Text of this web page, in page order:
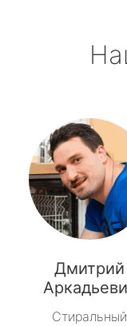
Дмитрий
Стиральный